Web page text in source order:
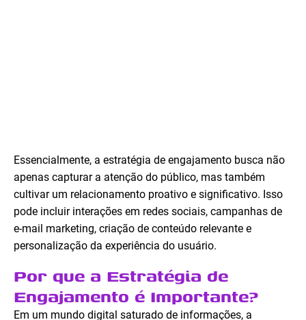
Essencialmente, a estratégia de engajamento busca não
apenas capturar a atenção do público, mas também
cultivar um relacionamento proativo e significativo. Isso
pode incluir interações em redes sociais, campanhas de
e-mail marketing, criação de conteúdo relevante e
personalização da experiência do usuário.
Por que a Estratégia de
Engajamento é Importante?
Em um mundo digital saturado de informações, a